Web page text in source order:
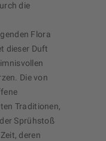
die
Flora
dieser Duft
Die von
Traditionen,
Sprühstoß
deren